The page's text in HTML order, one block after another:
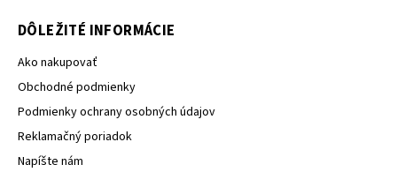
DÔLEŽITÉ INFORMÁCIE
Ako nakupovať
Obchodné podmienky
Podmienky ochrany osobných údajov
Reklamačný poriadok
Napíšte nám